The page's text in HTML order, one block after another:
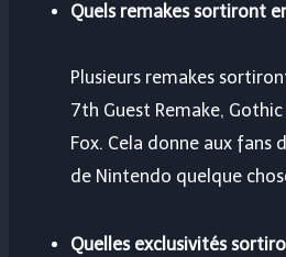
Quels remakes sortiront
Plusieurs remakes
7th Guest Remake,
Fox. Cela donne aux fans
de Nintendo quelque
Quelles exclusivités